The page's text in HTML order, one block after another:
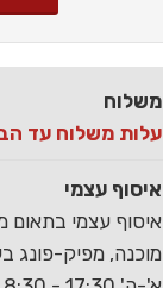
משלוח
עלות משלוח עד הבית - 30.00
איסוף עצמי
איסוף עצמי
מוכנה, מפיק-פונג בע"מ